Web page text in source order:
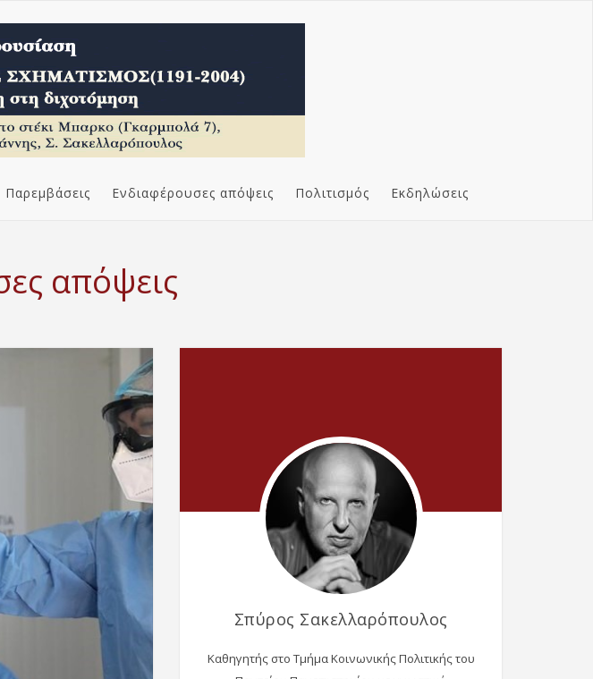
Παρεμβάσεις Ενδιαφέρουσες απόψεις Πολιτισμός Εκδηλώσεις
απόψεις
Σπύρος Σακελλαρόπουλος
Καθηγητής στο Τμήμα Κοινωνικής Πολιτικής του